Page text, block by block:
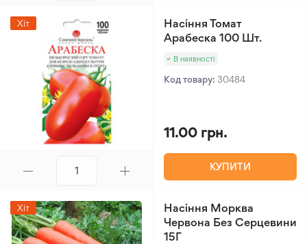
Хіт
Насіння Томат
Арабеска 100 Шт.
В наявності
Код товару: 30484
11.00 грн.
КУПИТИ
Хіт
Насіння Морква
Червона Без Серцевини
15Г